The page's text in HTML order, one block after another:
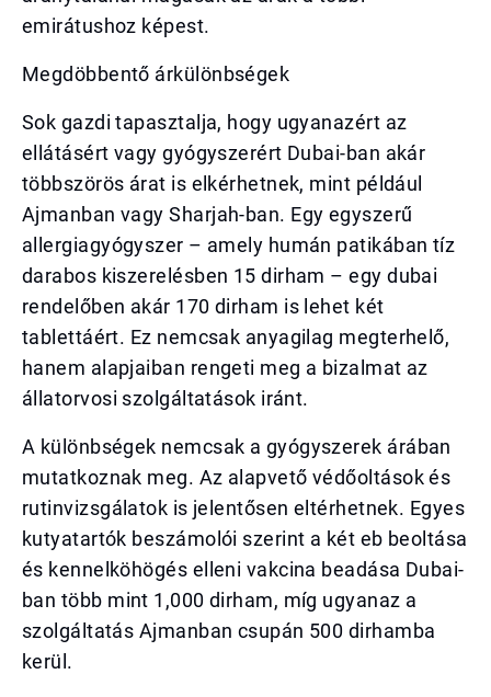
emirátushoz képest.
Megdöbbentő árkülönbségek
Sok gazdi tapasztalja, hogy ugyanazért az
ellátásért vagy gyógyszerért Dubai-ban akár
többszörös árat is elkérhetnek, mint például
Ajmanban vagy Sharjah-ban. Egy egyszerű
allergiagyógyszer – amely humán patikában tíz
darabos kiszerelésben 15 dirham – egy dubai
rendelőben akár 170 dirham is lehet két
tablettáért. Ez nemcsak anyagilag megterhelő,
hanem alapjaiban rengeti meg a bizalmat az
állatorvosi szolgáltatások iránt.
A különbségek nemcsak a gyógyszerek árában
mutatkoznak meg. Az alapvető védőoltások és
rutinvizsgálatok is jelentősen eltérhetnek. Egyes
kutyatartók beszámolói szerint a két eb beoltása
és kennelköhögés elleni vakcina beadása Dubai-
ban több mint 1,000 dirham, míg ugyanaz a
szolgáltatás Ajmanban csupán 500 dirhamba
kerül.